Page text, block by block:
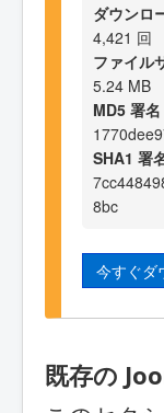
ダウンロ
4,421 回
ファイル
5.24 MB
MD5 署名
SHA1 署
8bc
今すぐダ
既存の